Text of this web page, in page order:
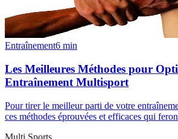
Entraînement6 min
Les Meilleures Méthodes pour
Entraînement Multisport
Pour tirer le meilleur parti de votre
ces méthodes éprouvées et efficaces qui
Multi Sports